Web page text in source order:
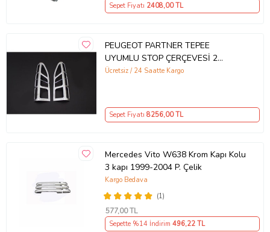
Sepet Fiyatı 2408,00 TL
PEUGEOT PARTNER TEPEE
UYUMLU STOP ÇERÇEVESİ 2
PARÇA 2008-2018 ABS KROM
Ücretsiz / 24 Saatte Kargo
Sepet Fiyatı 8256,00 TL
Mercedes Vito W638 Krom Kapı Kolu
3 kapı 1999-2004 P. Çelik
(1)
Kargo Bedava
577,00 TL
Sepette %14 İndirim 496,22 TL